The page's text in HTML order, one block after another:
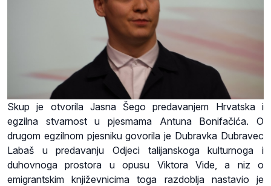
Skup je otvorila Jasna Šego predavanjem Hrvatska i
egzilna stvarnost u pjesmama Antuna Bonifačića. O
drugom egzilnom pjesniku govorila je Dubravka Dubravec
Labaš u predavanju Odjeci talijanskoga kulturnoga i
duhovnoga prostora u opusu Viktora Vide, a niz o
emigrantskim književnicima toga razdoblja nastavio je